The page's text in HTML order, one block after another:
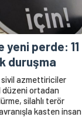
perde: 11
duruşma
sivil azmettiriciler
düzeni ortadan
silahlı terör
kasten insan